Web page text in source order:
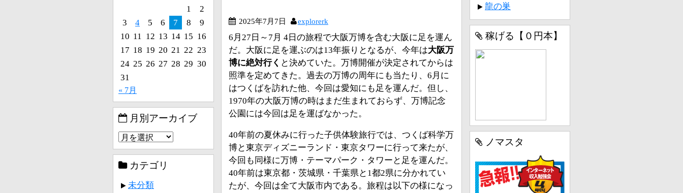
2025年7月7日 explorerk
6月27日～7月 4日の旅程で大阪万博を含む大阪に足を運ん
だ。大阪に足を運ぶのは13年振りとなるが、今年は大阪万
博に絶対行く と決めていた。万博開催が決定されてからは
照準を定めてきた。過去の万博の周年にも当たり、6月に
はつくばを訪れた他、今回は愛知にも足を運んだ。但し、
1970年の大阪万博の時はまだ生まれておらず、万博記念
公園には今回は足を運ばなかった。
40年前の夏休みに行った子供体験旅行では、つくば科学万
博と東京ディズニーランド・東京タワーに行って来たが、
今回も同様に万博・テーマパーク・タワーと足を運んだ。
40年前は東京都・茨城県・千葉県と1都2県に分かれてい
たが、今回は全て大阪市内である。旅程は以下の様になっ
1
2
3
4 5 6 7 8
9
10 11 12 13 14 15 16
17 18 19 20 21 22 23
24 25 26 27 28 29 30
31
« 7月
月別アーカイブ
カテゴリ
未分類
龍の巣
稼げる【０円本】
ノマスタ